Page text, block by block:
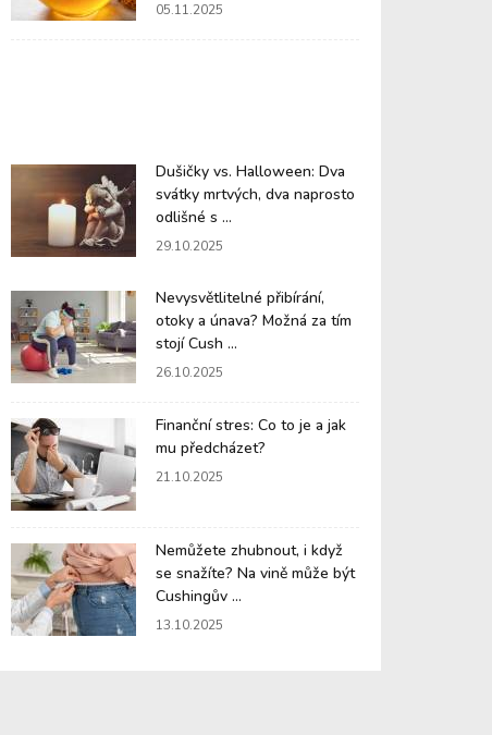
05.11.2025
Dušičky vs. Halloween: Dva
svátky mrtvých, dva naprosto
odlišné s ...
29.10.2025
Nevysvětlitelné přibírání,
otoky a únava? Možná za tím
stojí Cush ...
26.10.2025
Finanční stres: Co to je a jak
mu předcházet?
21.10.2025
Nemůžete zhubnout, i když
se snažíte? Na vině může být
Cushingův ...
13.10.2025